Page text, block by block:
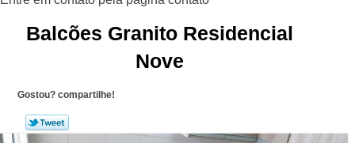
Balcões Granito Residencial
Nove
Gostou? compartilhe!